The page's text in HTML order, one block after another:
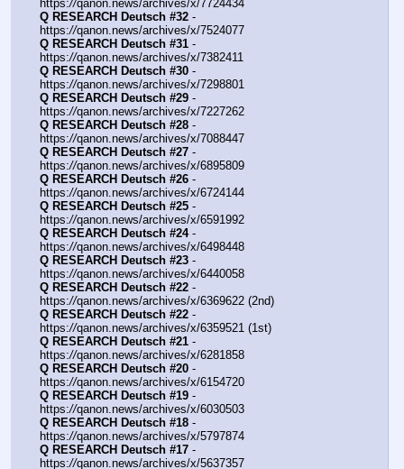
https://qanon.news/archives/x/7724434
Q RESEARCH Deutsch #32 -
https://qanon.news/archives/x/7524077
Q RESEARCH Deutsch #31 -
https://qanon.news/archives/x/7382411
Q RESEARCH Deutsch #30 -
https://qanon.news/archives/x/7298801
Q RESEARCH Deutsch #29 -
https://qanon.news/archives/x/7227262
Q RESEARCH Deutsch #28 -
https://qanon.news/archives/x/7088447
Q RESEARCH Deutsch #27 -
https://qanon.news/archives/x/6895809
Q RESEARCH Deutsch #26 -
https://qanon.news/archives/x/6724144
Q RESEARCH Deutsch #25 -
https://qanon.news/archives/x/6591992
Q RESEARCH Deutsch #24 -
https://qanon.news/archives/x/6498448
Q RESEARCH Deutsch #23 -
https://qanon.news/archives/x/6440058
Q RESEARCH Deutsch #22 -
https://qanon.news/archives/x/6369622 (2nd)
Q RESEARCH Deutsch #22 -
https://qanon.news/archives/x/6359521 (1st)
Q RESEARCH Deutsch #21 -
https://qanon.news/archives/x/6281858
Q RESEARCH Deutsch #20 -
https://qanon.news/archives/x/6154720
Q RESEARCH Deutsch #19 -
https://qanon.news/archives/x/6030503
Q RESEARCH Deutsch #18 -
https://qanon.news/archives/x/5797874
Q RESEARCH Deutsch #17 -
https://qanon.news/archives/x/5637357